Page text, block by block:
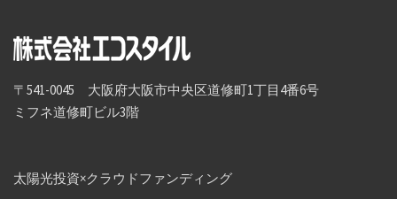
〒541-0045 大阪府大阪市中央区道修町1丁目4番6号
ミフネ道修町ビル3階
太陽光投資×クラウドファンディング